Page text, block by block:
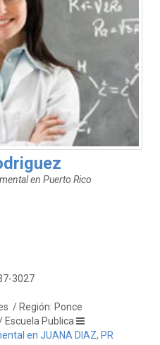
en Puerto Rico
3027
/ Región: Ponce
Escuela Publica
en JUANA DIAZ, PR